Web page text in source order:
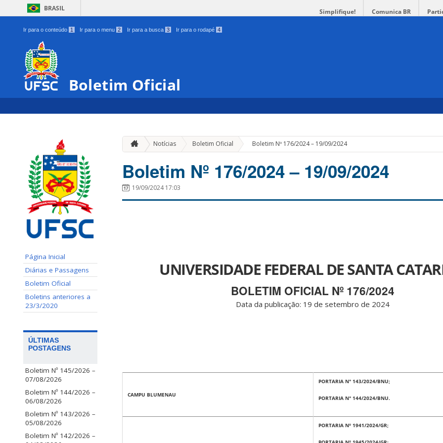
BRASIL Simplifique! Comunica BR
Ir para o conteúdo 1 Ir para o menu 2 Ir para a busca 3 Ir para o rodapé 4
Boletim Oficial
Página Inicial
Diárias e Passagens
Boletim Oficial
Boletins anteriores a
23/3/2020
ÚLTIMAS
POSTAGENS
Boletim Nº 145/2026 –
07/08/2026
Boletim Nº 144/2026 –
06/08/2026
Boletim Nº 143/2026 –
05/08/2026
Boletim Nº 142/2026 –
Notícias Boletim Oficial » Boletim Nº 176/2024 – 19/09/2024
Boletim Nº 176/2024 – 19/09/2024
19/09/2024 17:03
UNIVERSIDADE FEDERAL DE SANTA
BOLETIM OFICIAL Nº 176/2024
Data da publicação: 19 de setembro de 2024
CAMPU BLUMENAU
PORTARIA N° 143/2024/BNU;
PORTARIA N° 144/2024/BNU.
PORTARIA Nº 1941/2024/GR;